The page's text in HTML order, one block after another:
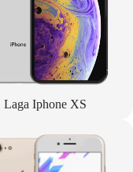
Laga Iphone XS